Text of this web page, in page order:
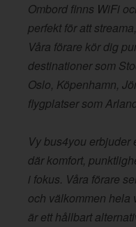
Ombord finns WiFi
perfekt för att
Våra förare kör dig
destinationer som
Oslo, Köpenhamn,
flygplatser som
Vy bus4you erbjuder
där komfort,
i fokus. Våra förare
och välkommen hela
är ett hållbart